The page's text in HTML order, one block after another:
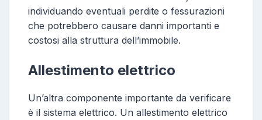
individuando eventuali perdite o fessurazioni
che potrebbero causare danni importanti e
costosi alla struttura dell’immobile.
Allestimento elettrico
Un’altra componente importante da verificare
è il sistema elettrico. Un allestimento elettrico